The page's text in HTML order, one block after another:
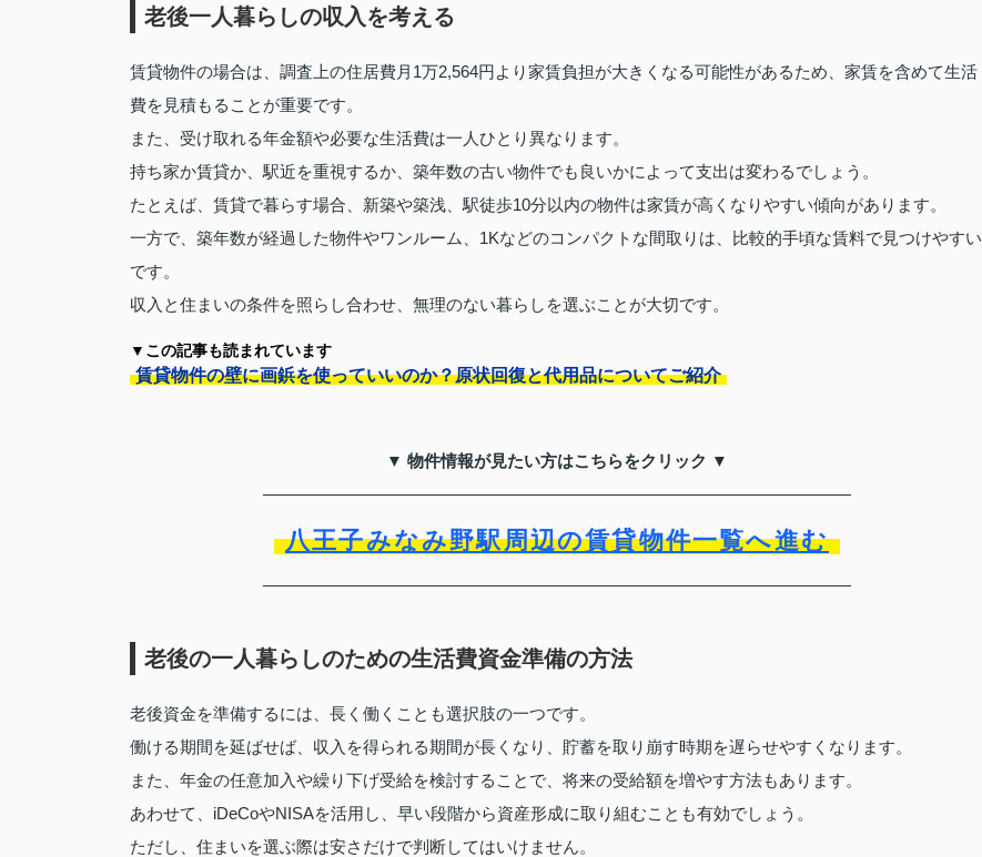
老後一人暮らしの収入を考える
賃貸物件の場合は、調査上の住居費月1万2,564円より家賃負担が大きくなる可能性があるため、家賃を含めて生活
費を見積もることが重要です。
また、受け取れる年金額や必要な生活費は一人ひとり異なります。
持ち家か賃貸か、駅近を重視するか、築年数の古い物件でも良いかによって支出は変わるでしょう。
たとえば、賃貸で暮らす場合、新築や築浅、駅徒歩10分以内の物件は家賃が高くなりやすい傾向があります。
一方で、築年数が経過した物件やワンルーム、1Kなどのコンパクトな間取りは、比較的手頃な賃料で見つけやすい
です。
収入と住まいの条件を照らし合わせ、無理のない暮らしを選ぶことが大切です。
▼この記事も読まれています
賃貸物件の壁に画鋲を使っていいのか？原状回復と代用品についてご紹介
▼ 物件情報が見たい方はこちらをクリック ▼
八王子みなみ野駅周辺の賃貸物件一覧へ進む
老後の一人暮らしのための生活費資金準備の方法
老後資金を準備するには、長く働くことも選択肢の一つです。
働ける期間を延ばせば、収入を得られる期間が長くなり、貯蓄を取り崩す時期を遅らせやすくなります。
また、年金の任意加入や繰り下げ受給を検討することで、将来の受給額を増やす方法もあります。
あわせて、iDeCoやNISAを活用し、早い段階から資産形成に取り組むことも有効でしょう。
ただし、住まいを選ぶ際は安さだけで判断してはいけません。